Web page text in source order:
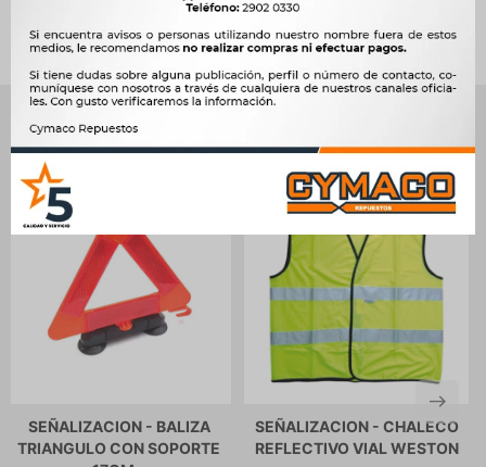
Productos que te pueden interesar
SEÑALIZACION - BALIZA
TRIANGULO CON SOPORTE
SEÑALIZACION - CHALECO
REFLECTIVO VIAL WESTON